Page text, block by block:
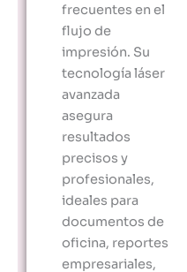
frecuentes en el
flujo de
impresión. Su
tecnología láser
avanzada
asegura
resultados
precisos y
profesionales,
ideales para
documentos de
oficina, reportes
empresariales,